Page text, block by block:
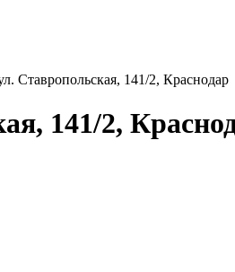
Ставропольская, 141/2, Краснодар
141/2,